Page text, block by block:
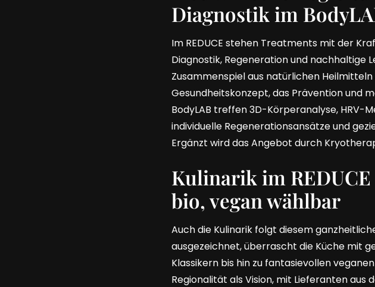
Diagnostik im
Im REDUCE stehen Treatments mit der
Diagnostik, Regeneration und nachhaltige
Zusammenspiel aus natürlichen
Gesundheitskonzept, das Prävention und
BodyLAB treffen 3D-Körperanalyse, HRV-
individuelle Regenerationsansätze und
Ergänzt wird das Angebot durch
Kulinarik im
bio, vegan wählbar
Auch die Kulinarik folgt diesem
ausgezeichnet, überrascht die Küche mit
Klassikern bis hin zu fantasievollen
Regionalität als Vision, mit Lieferanten